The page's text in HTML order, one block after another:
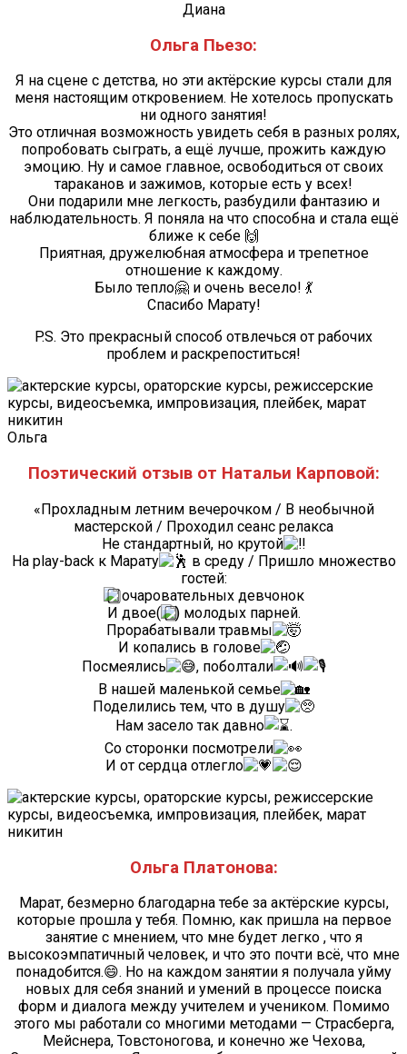
Диана
Ольга Пьезо:
Я на сцене с детства, но эти актёрские курсы стали для
меня настоящим откровением. Не хотелось пропускать
ни одного занятия!
Это отличная возможность увидеть себя в разных ролях,
попробовать сыграть, а ещё лучше, прожить каждую
эмоцию. Ну и самое главное, освободиться от своих
тараканов и зажимов, которые есть у всех!
Они подарили мне легкость, разбудили фантазию и
наблюдательность. Я поняла на что способна и стала ещё
ближе к себе 🙌
Приятная, дружелюбная атмосфера и трепетное
отношение к каждому.
Было тепло🤗 и очень весело! 💃
Спасибо Марату!
P.S. Это прекрасный способ отвлечься от рабочих
проблем и раскрепоститься!
Ольга
Поэтический отзыв от Натальи Карповой:
«Прохладным летним вечерочком / В необычной
мастерской / Проходил сеанс релакса
Не стандартный, но крутой
На play-back к Марату
в среду / Пришло множество
гостей:
очаровательных девчонок
И двое(
) молодых парней.
Прорабатывали травмы
И копались в голове
Посмеялись
, поболтали
В нашей маленькой семье
Поделились тем, что в душу
Нам засело так давно
.
Со сторонки посмотрели
И от сердца отлегло
Ольга Платонова:
Марат, безмерно благодарна тебе за актёрские курсы,
которые прошла у тебя. Помню, как пришла на первое
занятие с мнением, что мне будет легко , что я
высокоэмпатичный человек, и что это почти всё, что мне
понадобится.😄. Но на каждом занятии я получала уйму
новых для себя знаний и умений в процессе поиска
форм и диалога между учителем и учеником. Помимо
этого мы работали со многими методами — Страсберга,
Мейснера, Товстоногова, и конечно же Чехова,